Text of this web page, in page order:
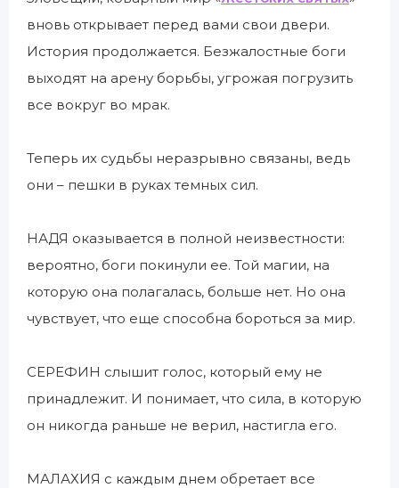
вновь открывает перед вами свои двери.
История продолжается. Безжалостные боги
выходят на арену борьбы, угрожая погрузить
все вокруг во мрак.
Теперь их судьбы неразрывно связаны, ведь
они – пешки в руках темных сил.
НАДЯ оказывается в полной неизвестности:
вероятно, боги покинули ее. Той магии, на
которую она полагалась, больше нет. Но она
чувствует, что еще способна бороться за мир.
СЕРЕФИН слышит голос, который ему не
принадлежит. И понимает, что сила, в которую
он никогда раньше не верил, настигла его.
МАЛАХИЯ с каждым днем обретает все